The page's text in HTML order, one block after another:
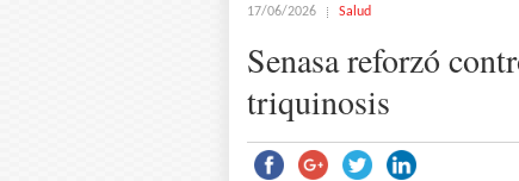
17/06/2026 Salud
Senasa reforzó
triquinosis